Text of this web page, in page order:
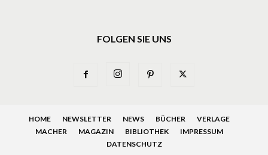
FOLGEN SIE UNS
HOME NEWSLETTER NEWS BÜCHER
VERLAGE
MACHER
MAGAZIN BIBLIOTHEK
IMPRESSUM
DATENSCHUTZ